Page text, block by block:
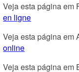
Veja esta página em
en ligne
Veja esta página em
online
Veja esta página em